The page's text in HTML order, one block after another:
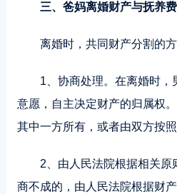
三、爸妈离婚财产与抚养
离婚时，共同财产分割的方
1、协商处理。在离婚时，
意愿，自主决定财产的归属权
其中一方所有，或者由双方按
2、由人民法院根据相关
商不成的，由人民法院根据财